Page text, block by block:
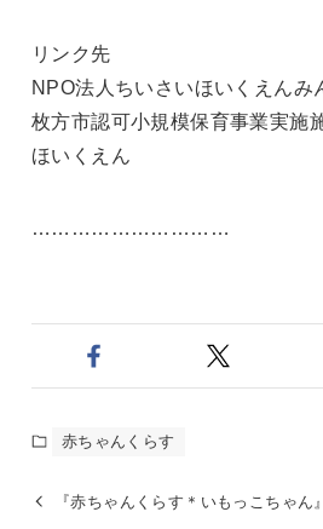
リンク先
NPO法人ちいさいほいくえんみ
枚方市認可小規模保育事業実施
ほいくえん
…………………………
赤ちゃんくらす
『赤ちゃんくらす＊いもっこちゃん